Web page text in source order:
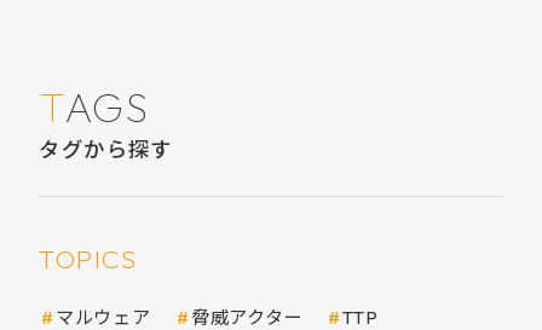
TAGS
タグから探す
TOPICS
マルウェア 脅威アクター
TTP